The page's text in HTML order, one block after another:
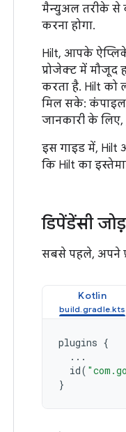
मैन्युअल तरीके से
करना होगा.
Hilt, आपके
प्रोजेक्ट में
करता है. Hilt को
मिल सके: कंपाइल-
जानकारी के लिए,
इस गाइड में, Hilt
कि Hilt का
डिपेंडेंसी
सबसे पहले, अपने
Kotlin
plugins {
...
id(
}